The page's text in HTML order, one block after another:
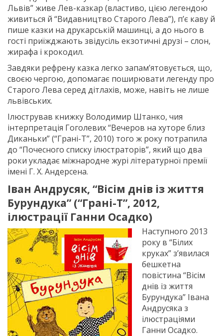
Львів” живе Лев-казкар (властиво, цією легендою
живиться й “Видавництво Старого Лева”), п’є каву й
пише казки на друкарській машинці, а до нього в
гості приїжджають звідусіль екзотичні друзі – слон,
жирафа і крокодил.
Завдяки рефрену казка легко запам’ятовується, що,
своєю чергою, допомагає поширювати легенду про
Старого Лева серед дітлахів, може, навіть не лише
львівських.
Ілюстрував книжку Володимир Штанко, чия
інтерпретація Гоголевих “Вечеров на хуторе близ
Диканьки” (“Грані-Т”, 2010) того ж року потрапила
до “Почесного списку ілюстраторів”, який що два
роки укладає міжнародне журі літературної премії
імені Г. Х. Андерсена.
Іван Андрусяк, “Вісім днів із життя
Бурундука” (“Грані-Т”, 2012,
ілюстрації Ганни Осадко)
Наступного 2013
року в “Білих
круках” з’явилася
бешкетна
повістина “Вісім
днів із життя
Бурундука” Івана
Андрусяка з
ілюстраціями
Ганни Осадко.